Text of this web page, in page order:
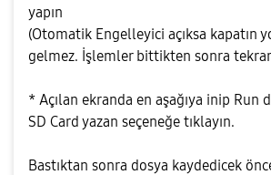
yapın
(Otomatik Engelleyici açıksa kapatın
gelmez. İşlemler bittikten sonra
* Açılan ekranda en aşağıya inip Run
SD Card yazan seçeneğe tıklayın.
Bastıktan sonra dosya kaydedicek